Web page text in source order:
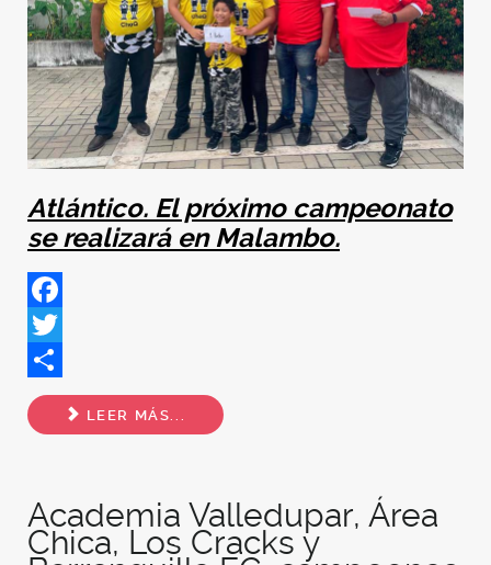
Atlántico. El próximo campeonato
se realizará en Malambo.
Facebook
Twitter
Share
LEER MÁS...
Academia Valledupar, Área
Chica, Los Cracks y